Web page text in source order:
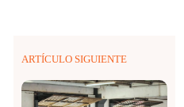
ARTÍCULO SIGUIENTE